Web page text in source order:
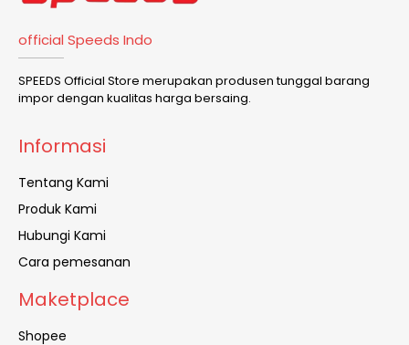
official Speeds Indo
SPEEDS Official Store merupakan produsen tunggal barang
impor dengan kualitas harga bersaing.
Informasi
Tentang Kami
Produk Kami
Hubungi Kami
Cara pemesanan
Maketplace
Shopee